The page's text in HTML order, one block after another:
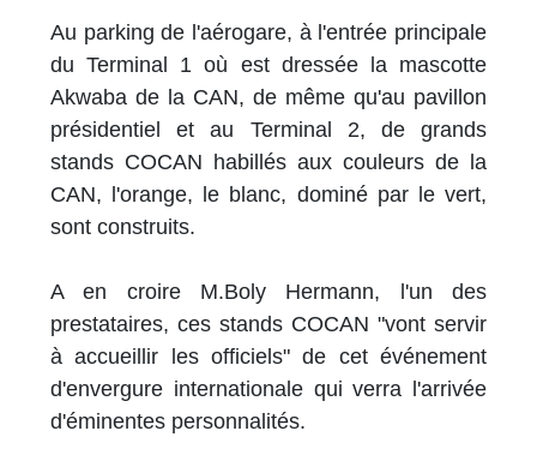
Au parking de l'aérogare, à l'entrée principale
du Terminal 1 où est dressée la mascotte
Akwaba de la CAN, de même qu'au pavillon
présidentiel et au Terminal 2, de grands
stands COCAN habillés aux couleurs de la
CAN, l'orange, le blanc, dominé par le vert,
sont construits.
A en croire M.Boly Hermann, l'un des
prestataires, ces stands COCAN "vont servir
à accueillir les officiels" de cet événement
d'envergure internationale qui verra l'arrivée
d'éminentes personnalités.